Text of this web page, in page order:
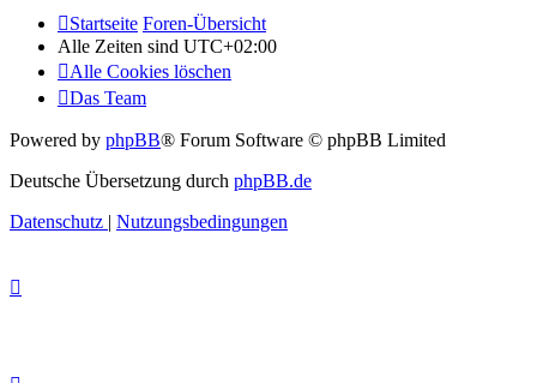
Startseite Foren-Übersicht
Alle Zeiten sind UTC+02:00
Alle Cookies löschen
Das Team
Powered by phpBB® Forum Software © phpBB Limited
Deutsche Übersetzung durch phpBB.de
Datenschutz | Nutzungsbedingungen